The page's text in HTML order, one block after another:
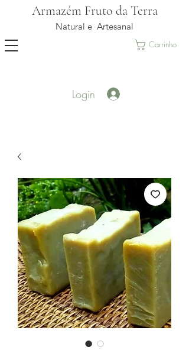
Armazém Fruto da Terra
Natural e Artesanal
Carrinho
Login